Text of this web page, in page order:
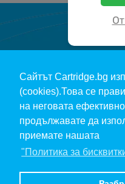
Сайтът Cartridge.bg
(cookies).Това се
на неговата
продължавате да
приемате нашата
"Политика за
За нас Гаранции и рекламации
Отказ и връщане на продукти
Изкупуване на празни касети
Цените в евро са